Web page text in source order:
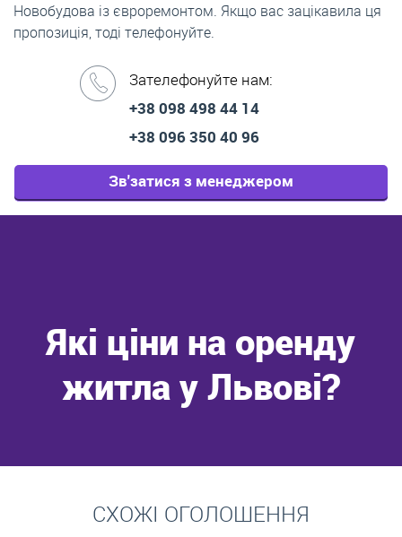
Новобудова із євроремонтом. Якщо вас зацікавила ця
пропозиція, тоді телефонуйте.
Зателефонуйте нам:
+38 098 498 44 14
+38 096 350 40 96
Зв'затися з менеджером
Які ціни на оренду
житла у Львові?
СХОЖІ ОГОЛОШЕННЯ